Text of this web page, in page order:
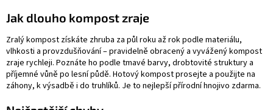
Jak dlouho kompost zraje
Zralý kompost získáte zhruba za půl roku až rok podle materiálu,
vlhkosti a provzdušňování – pravidelně obracený a vyvážený kompost
zraje rychleji. Poznáte ho podle tmavé barvy, drobtovité struktury a
příjemné vůně po lesní půdě. Hotový kompost prosejte a použijte na
záhony, k výsadbě i do truhlíků. Je to nejlepší přírodní hnojivo zdarma.